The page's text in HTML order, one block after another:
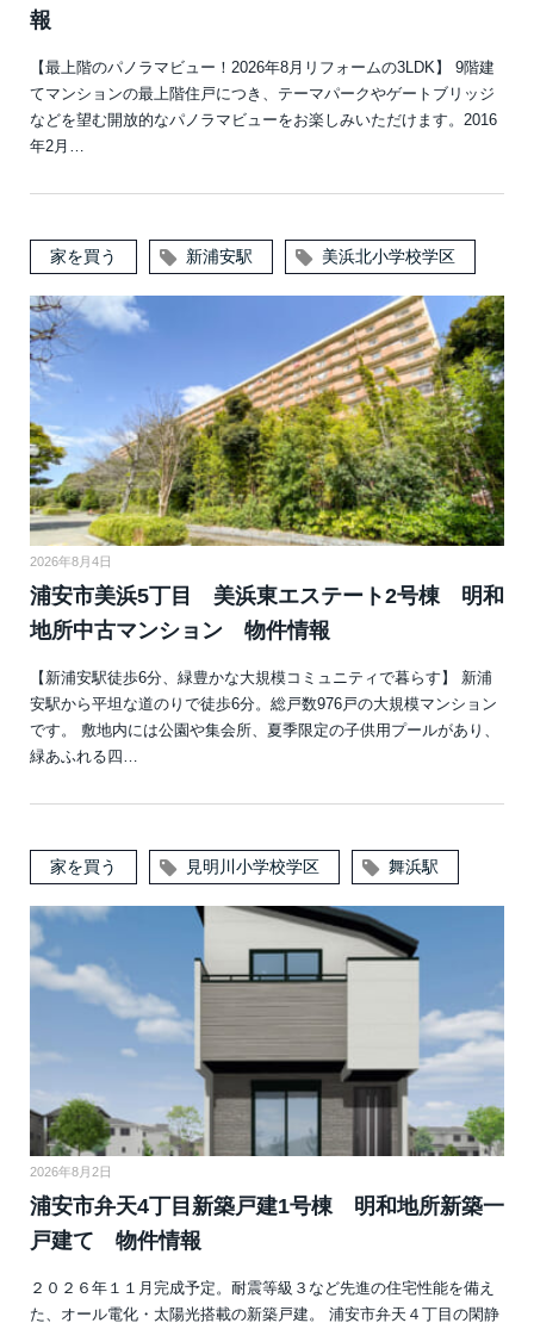
報
【最上階のパノラマビュー！2026年8月リフォームの3LDK】 9階建
てマンションの最上階住戸につき、テーマパークやゲートブリッジ
などを望む開放的なパノラマビューをお楽しみいただけます。2016
年2月…
家を買う 新浦安駅 美浜北小学校学区
2026年8月4日
浦安市美浜5丁目 美浜東エステート2号棟 明和
地所中古マンション 物件情報
【新浦安駅徒歩6分、緑豊かな大規模コミュニティで暮らす】 新浦
安駅から平坦な道のりで徒歩6分。総戸数976戸の大規模マンション
です。 敷地内には公園や集会所、夏季限定の子供用プールがあり、
緑あふれる四…
家を買う 見明川小学校学区 舞浜駅
2026年8月2日
浦安市弁天4丁目新築戸建1号棟 明和地所新築一
戸建て 物件情報
２０２６年１１月完成予定。耐震等級３など先進の住宅性能を備え
た、オール電化・太陽光搭載の新築戸建。 浦安市弁天４丁目の閑静